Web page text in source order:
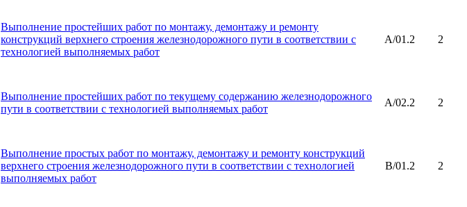
Выполнение простейших работ по монтажу, демонтажу и ремонту
конструкций верхнего строения железнодорожного пути в соответствии с
технологией выполняемых работ
A/01.2 2
Выполнение простейших работ по текущему содержанию железнодорожного
пути в соответствии с технологией выполняемых работ
A/02.2 2
Выполнение простых работ по монтажу, демонтажу и ремонту конструкций
верхнего строения железнодорожного пути в соответствии с технологией
выполняемых работ
B/01.2 2